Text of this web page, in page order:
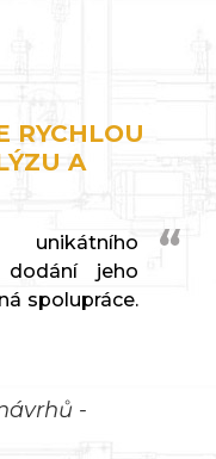
RYCHLOU
A
jeho
spolupráce.
-